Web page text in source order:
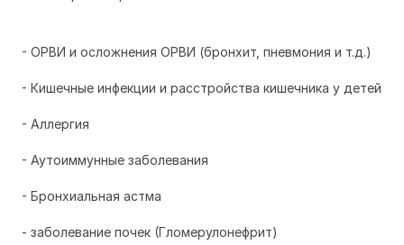
- ОРВИ и осложнения ОРВИ (бронхит, пневмония и т.д.)
- Кишечные инфекции и расстройства кишечника у детей
- Аллергия
- Аутоиммунные заболевания
- Бронхиальная астма
- заболевание почек (Гломерулонефрит)